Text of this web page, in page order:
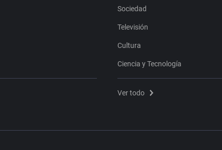
Sociedad
Televisión
Cultura
Ciencia y Tecnología
Ver todo